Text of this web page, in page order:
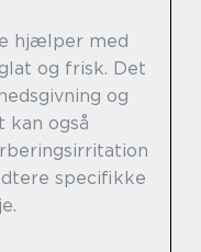
hjælper med
og frisk. Det
og
kan også
specifikke